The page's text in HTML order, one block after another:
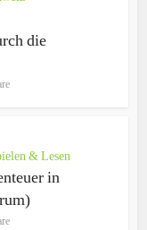
die
& Lesen
in